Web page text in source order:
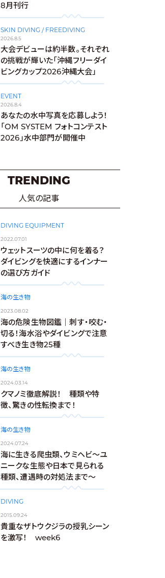
8月刊行
SKIN DIVING / FREEDIVING
2026.8.5
大会デビューは約半数。それぞれ
の挑戦が輝いた「沖縄フリーダイ
ビングカップ2026沖縄大会」
EVENT
2026.8.4
あなたの水中写真を応募しよう！
「OM SYSTEM フォトコンテスト
2026」水中部門が開催中
TRENDING
人気の記事
DIVING EQUIPMENT
2022.07.01
ウェットスーツの中に何を着る？
ダイビングを快適にするインナー
の選び方ガイド
海の生き物
2023.08.02
海の危険生物図鑑｜刺す・咬む・
切る！海水浴やダイビングで注意
すべき生き物25種
海の生き物
2024.03.14
クマノミ徹底解説！ 種類や特
徴、驚きの性転換まで！
海の生き物
2024.07.24
海に生きる爬虫類、ウミヘビ～ユ
ニークな生態や日本で見られる
種類、遭遇時の対処法まで～
DIVING
2015.09.24
貴重なザトウクジラの授乳シーン
を激写！ week6